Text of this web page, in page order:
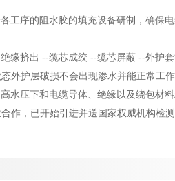
工序的阻水胶的填充设备研制，确保
缘挤出 --缆芯成绞 --缆芯屏蔽 --外护
外护层破损不会出现渗水并能正常工
水压下和电缆导体、绝缘以及绕包材
作，已开始引进并送国家权威机构检